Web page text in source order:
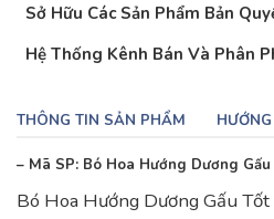
Sở Hữu Các Sản Phẩm Bản
Hệ Thống Kênh Bán Và Phân
THÔNG TIN SẢN PHẨM
– Mã SP: Bó Hoa Hướng Dương
Bó Hoa Hướng Dương Gấu